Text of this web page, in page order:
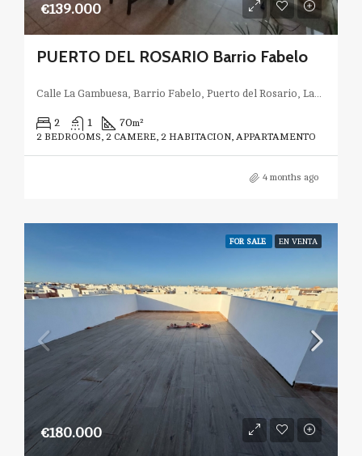
€139.000
PUERTO DEL ROSARIO Barrio Fabelo
Calle La Gambuesa, Barrio Fabelo, Puerto del Rosario, Las Palmas, Canarias, 35611, España
2 1 70m²
2 BEDROOMS, 2 CAMERE, 2 HABITACION, APPARTAMENTO
4 months ago
FOR SALE EN VENTA
€180.000